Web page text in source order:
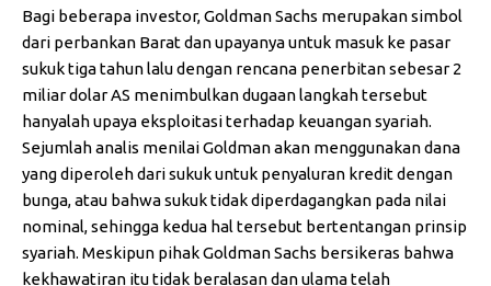
Bagi beberapa investor, Goldman Sachs merupakan simbol
dari perbankan Barat dan upayanya untuk masuk ke pasar
sukuk tiga tahun lalu dengan rencana penerbitan sebesar 2
miliar dolar AS menimbulkan dugaan langkah tersebut
hanyalah upaya eksploitasi terhadap keuangan syariah.
Sejumlah analis menilai Goldman akan menggunakan dana
yang diperoleh dari sukuk untuk penyaluran kredit dengan
bunga, atau bahwa sukuk tidak diperdagangkan pada nilai
nominal, sehingga kedua hal tersebut bertentangan prinsip
syariah. Meskipun pihak Goldman Sachs bersikeras bahwa
kekhawatiran itu tidak beralasan dan ulama telah